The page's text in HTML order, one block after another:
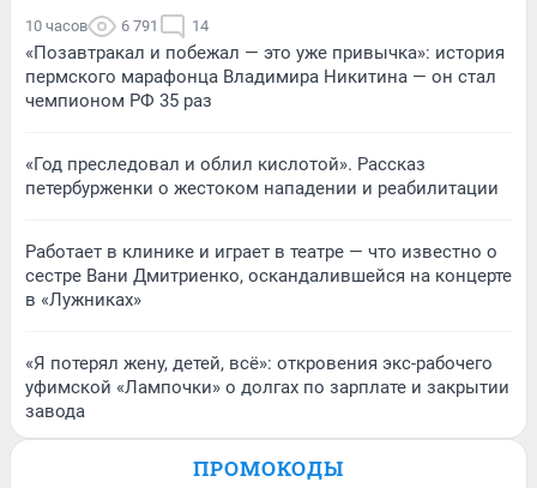
10 часов 6 791 14
«Позавтракал и побежал — это уже привычка»: история
пермского марафонца Владимира Никитина — он стал
чемпионом РФ 35 раз
«Год преследовал и облил кислотой». Рассказ
петербурженки о жестоком нападении и реабилитации
Работает в клинике и играет в театре — что известно о
сестре Вани Дмитриенко, оскандалившейся на концерте
в «Лужниках»
«Я потерял жену, детей, всё»: откровения экс-рабочего
уфимской «Лампочки» о долгах по зарплате и закрытии
завода
ПРОМОКОДЫ